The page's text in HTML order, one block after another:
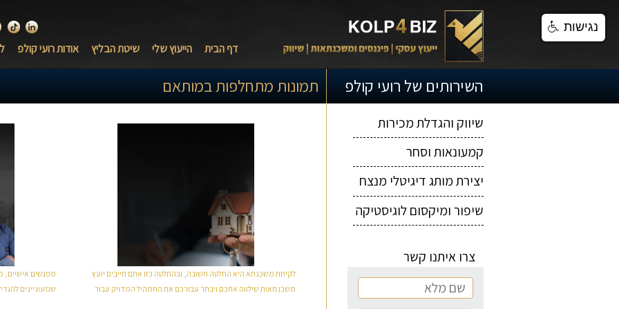
טיק
לינקדאין דף הבית הייעוץ שלי שיטת הבליץ אודות רועי קולפ
השירותים של רועי קולפ
ייעוץ עסקי
תמונות מתחלפות במותאם
שיווק והגדלת מכירות
קמעונאות וסחר
יצירת מותג דיגיטלי מנצח
שיפור ומיקסום לוגיסטיקה
צרו איתנו קשר
לקיחת משכנתא היא החלטה חשובה, ובהחלטה כזו אתם חייבים יועץ
משכנתאות שילווה אתכם ויבחר עבורכם את התמהיל המדויק עבור
הגדל תמונה
מפגשים אישיים,
שמעוניינים
נגישות